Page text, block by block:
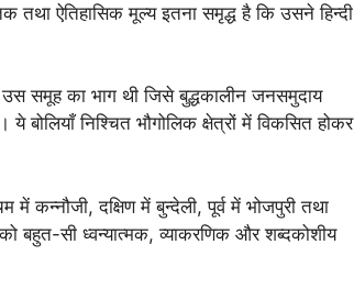
तथा ऐतिहासिक मूल्य इतना समृद्ध है कि उसने हिन्दी
समूह का भाग थी जिसे बुद्धकालीन जनसमुदाय
बोलियाँ निश्चित भौगोलिक क्षेत्रों में विकसित होकर
में कन्नौजी, दक्षिण में बुन्देली, पूर्व में भोजपुरी तथा
बहुत-सी ध्वन्यात्मक, व्याकरणिक और शब्दकोशीय